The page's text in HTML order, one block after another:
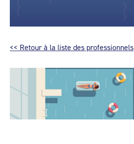
<< Retour à la liste des professionnels